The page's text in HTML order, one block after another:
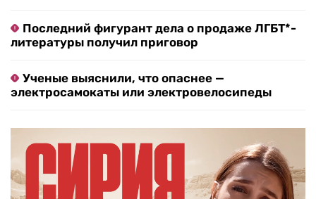
Последний фигурант дела о продаже ЛГБТ*-
литературы получил приговор
Ученые выяснили, что опаснее —
электросамокаты или электровелосипеды